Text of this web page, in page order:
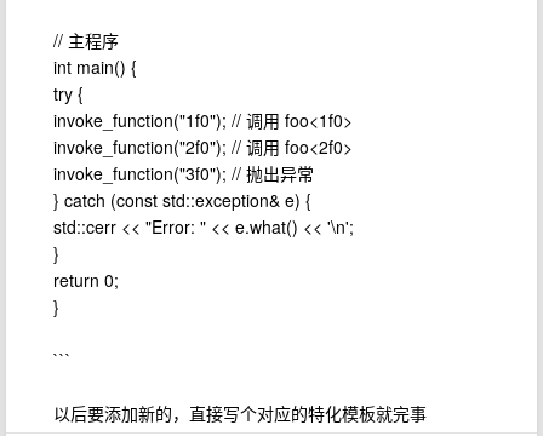
// 主程序
int main() {
try {
invoke_function("1f0"); // 调用 foo<1f0>
invoke_function("2f0"); // 调用 foo<2f0>
invoke_function("3f0"); // 抛出异常
} catch (const std::exception& e) {
std::cerr << "Error: " << e.what() << '\n';
}
return 0;
}
```
以后要添加新的，直接写个对应的特化模板就完事